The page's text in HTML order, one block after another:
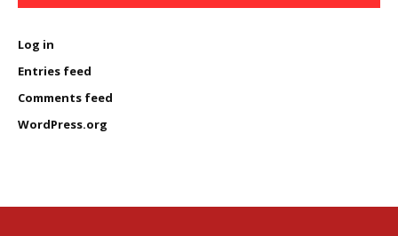
Log in
Entries feed
Comments feed
WordPress.org